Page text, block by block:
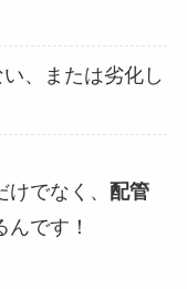
、または劣化し
でなく、 配管
んです！